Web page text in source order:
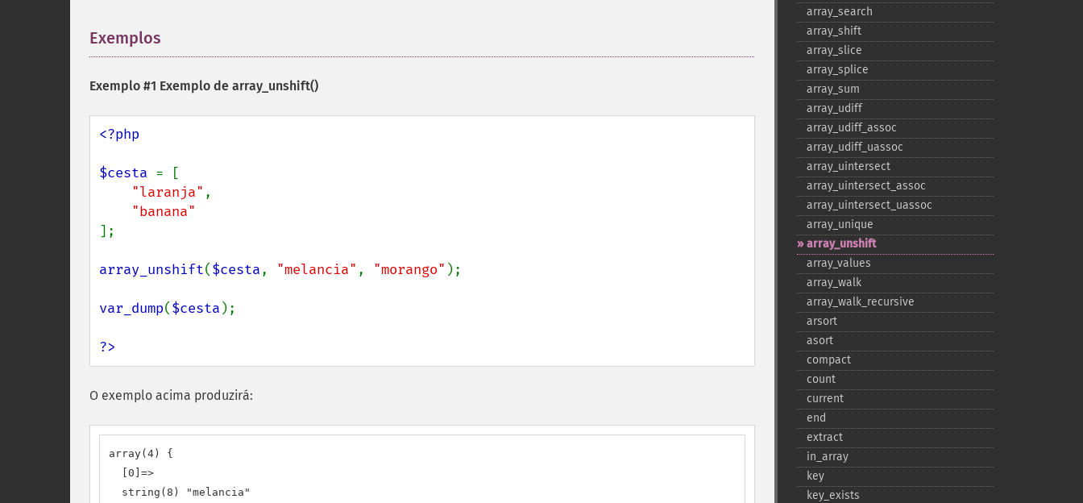
Exemplos
Exemplo #1 Exemplo de array_unshift()
<?php
$cesta = [
"laranja" ,
];
array_unshift($cesta, "melancia" , "morango" );
var_dump($cesta );
?>
O exemplo acima produzirá:
array(4) {
  [0]=>
  string(8) "melancia"
array_​search
array_​shift
array_​slice
array_​splice
array_​sum
array_​udiff
array_​udiff_​assoc
array_​udiff_​uassoc
array_​uintersect
array_​uintersect_​assoc
array_​uintersect_​uassoc
array_​unique
array_​unshift
array_​values
array_​walk
array_​walk_​recursive
arsort
asort
compact
count
current
end
extract
in_​array
key
key_​exists